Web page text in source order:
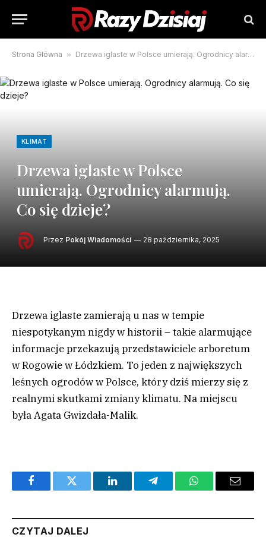
Strona Główna » Drzewa iglaste w Polsce umierają. Ogrodnicy alarmują. Co się dzieje?
KLIMAT
Drzewa iglaste w Polsce
umierają. Ogrodnicy alarmują.
Co się dzieje?
Przez Pokój Wiadomości 28 października, 2025
Drzewa iglaste zamierają u nas w tempie
niespotykanym nigdy w historii – takie alarmujące
informacje przekazują przedstawiciele arboretum
w Rogowie w Łódzkiem. To jeden z największych
leśnych ogrodów w Polsce, który dziś mierzy się z
realnymi skutkami zmiany klimatu. Na miejscu
była Agata Gwizdała-Malik.
FacebookTwitter LinkedInTelegramWhatsAppEmail
CZYTAJ DALEJ